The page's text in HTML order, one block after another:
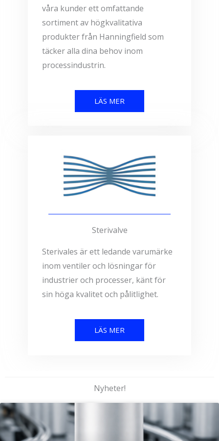
våra kunder ett omfattande
sortiment av högkvalitativa
produkter från Hanningfield som
täcker alla dina behov inom
processindustrin.
LÄS MER
Sterivalve
Sterivales är ett ledande varumärke
inom ventiler och lösningar för
industrier och processer, känt för
sin höga kvalitet och pålitlighet.
LÄS MER
Nyheter!